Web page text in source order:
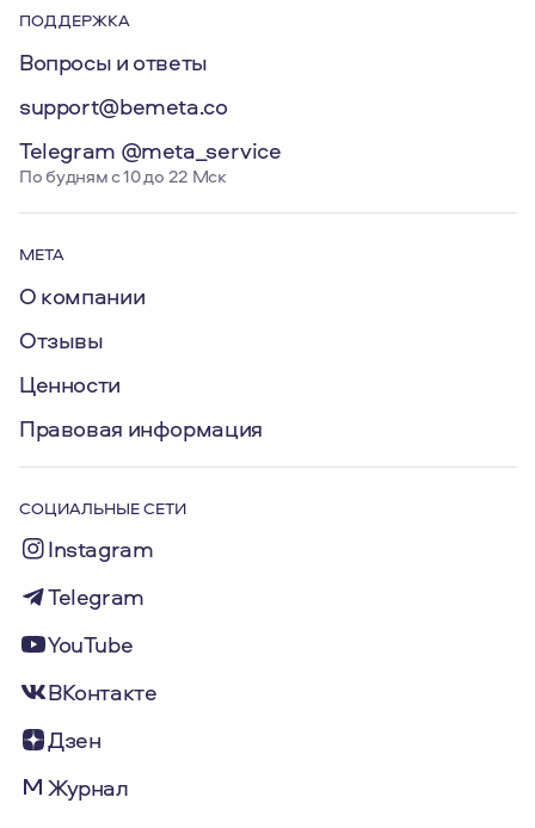
ПОДДЕРЖКА
Вопросы и ответы
support@bemeta.co
Telegram @meta_service
По будням с 10 до 22 Мск
МЕТА
О компании
Отзывы
Ценности
Правовая информация
СОЦИАЛЬНЫЕ СЕТИ
Instagram
Telegram
YouTube
ВКонтакте
Дзен
Журнал